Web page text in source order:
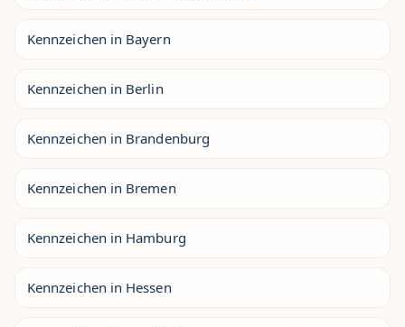
Kennzeichen in Bayern
Kennzeichen in Berlin
Kennzeichen in Brandenburg
Kennzeichen in Bremen
Kennzeichen in Hamburg
Kennzeichen in Hessen